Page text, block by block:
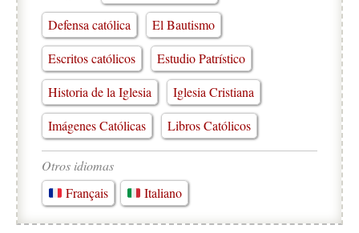
Defensa católica
El Bautismo
Escritos católicos
Estudio Patrístico
Historia de la Iglesia
Iglesia Cristiana
Imágenes Católicas
Libros Católicos
Otros idiomas
Français
Italiano